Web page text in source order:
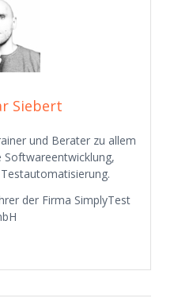
Siebert
und Berater zu allem
Softwareentwicklung,
der Firma SimplyTest